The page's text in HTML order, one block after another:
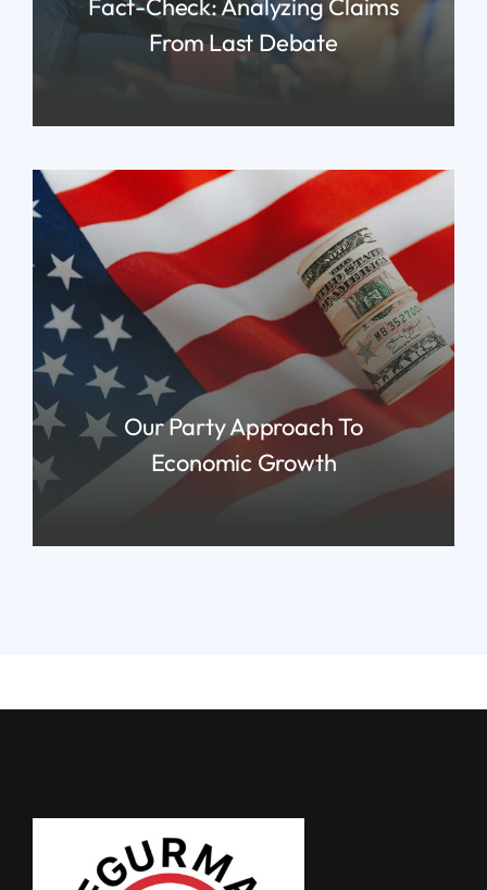
Fact-Check: Analyzing Claims
From Last Debate
Our Party Approach To
Economic Growth